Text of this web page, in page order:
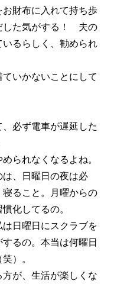
財布に入れて持ち歩
した気がする！ 夫の
るらしく、勧められ
いかないことにして
必ず電車が遅延した
られなくなるよね。
、日曜日の夜は必
ること。月曜からの
化してるの。
日曜日にスクラブを
るの。本当は何曜日
）。
が、生活が楽しくな